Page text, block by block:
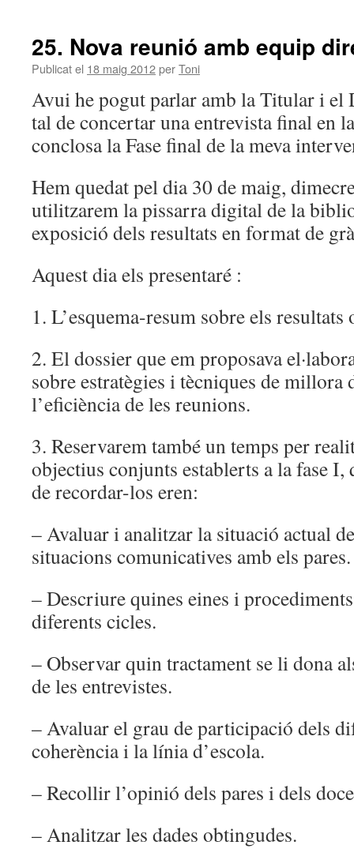
25. Nova reunió amb equip
Publicat el 18 maig 2012perToni
Avui he pogut parlar amb la Titular i el
tal de concertar una entrevista final en
conclosa la Fase final de la meva
Hem quedat pel dia 30 de maig,
utilitzarem la pissarra digital de la
exposició dels resultats en format de
Aquest dia els presentaré :
1. L’esquema-resum sobre els
2. El dossier que em proposava
sobre estratègies i tècniques de
l’eficiència de les reunions.
3. Reservarem també un temps per
objectius conjunts establerts a la fase I,
de recordar-los eren:
– Avaluar i analitzar la situació actual
situacions comunicatives amb els pares.
– Descriure quines eines i
diferents cicles.
– Observar quin tractament se li dona
de les entrevistes.
– Avaluar el grau de participació dels
coherència i la línia d’escola.
– Recollir l’opinió dels pares i dels
– Analitzar les dades obtingudes.